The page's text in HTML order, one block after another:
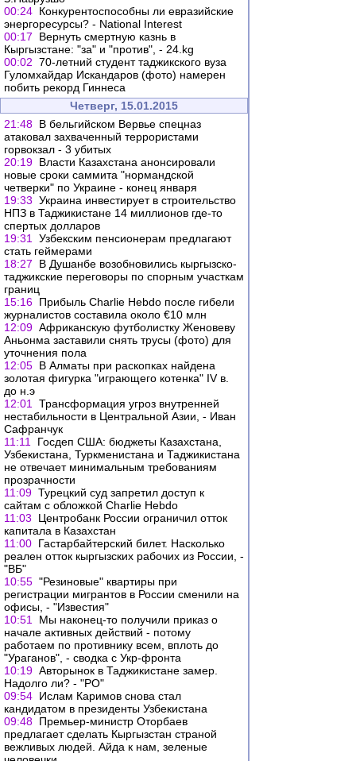
00:24 Конкурентоспособны ли евразийские
энергоресурсы? - National Interest
00:17
Вернуть смертную казнь в
Кыргызстане: "за" и "против", - 24.kg
00:02 70-летний студент таджикского вуза
Гуломхайдар Искандаров (фото) намерен
побить рекорд Гиннеса
Четверг, 15.01.2015
21:48 В бельгийском Вервье спецназ
атаковал захваченный террористами
горвокзал - 3 убитых
20:19 Власти Казахстана анонсировали
новые сроки саммита "нормандской
четверки" по Украине - конец января
19:33 Украина инвестирует в строительство
НПЗ в Таджикистане 14 миллионов где-то
спертых долларов
19:31
Узбекским пенсионерам предлагают
стать геймерами
18:27
В Душанбе возобновились кыргызско-
таджикские переговоры по спорным участкам
границ
15:16 Прибыль Charlie Hebdo после гибели
журналистов составила около €10 млн
12:09 Африканскую футболистку Женовеву
Аньонма заставили снять трусы (фото) для
уточнения пола
12:05 В Алматы при раскопках найдена
золотая фигурка "играющего котенка" IV в.
до н.э
12:01
Трансформация угроз внутренней
нестабильности в Центральной Азии, - Иван
Сафранчук
11:11
Госдеп США: бюджеты Казахстана,
Узбекистана, Туркменистана и Таджикистана
не отвечает минимальным требованиям
прозрачности
11:09 Турецкий суд запретил доступ к
сайтам с обложкой Charlie Hebdo
11:03
Центробанк России ограничил отток
капитала в Казахстан
11:00 Гастарбайтерский билет. Насколько
реален отток кыргызских рабочих из России, -
"ВБ"
10:55 "Резиновые" квартиры при
регистрации мигрантов в России сменили на
офисы, - "Известия"
10:51
Мы наконец-то получили приказ о
начале активных действий - потому
работаем по противнику всем, вплоть до
"Ураганов", - сводка с Укр-фронта
10:19 Авторынок в Таджикистане замер.
Надолго ли? - "РО"
09:54 Ислам Каримов снова стал
кандидатом в президенты Узбекистана
09:48 Премьер-министр Оторбаев
предлагает сделать Кыргызстан страной
вежливых людей. Айда к нам, зеленые